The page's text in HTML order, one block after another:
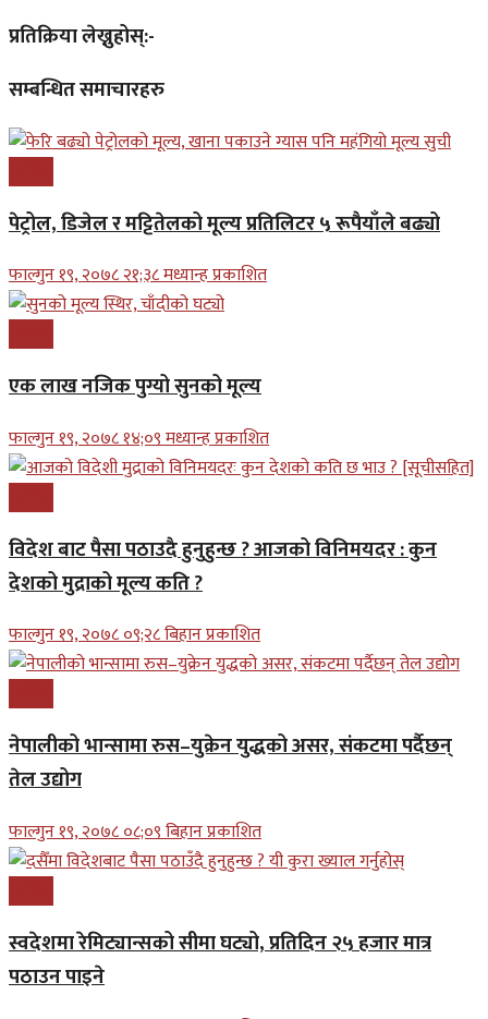
प्रतिक्रिया लेख्नुहोस्:-
सम्बन्धित समाचारहरु
पेट्रोल, डिजेल र मट्टितेलको मूल्य प्रतिलिटर ५ रूपैयाँले बढ्यो
फाल्गुन १९, २०७८ २१;३८ मध्यान्ह प्रकाशित
एक लाख नजिक पुग्यो सुनको मूल्य
फाल्गुन १९, २०७८ १४;०९ मध्यान्ह प्रकाशित
विदेश बाट पैसा पठाउदै हुनुहुन्छ ? आजको विनिमयदर : कुन
देशको मुद्राको मूल्य कति ?
फाल्गुन १९, २०७८ ०९;२८ बिहान प्रकाशित
नेपालीको भान्सामा रुस–युक्रेन युद्धको असर, संकटमा पर्दैछन्
तेल उद्योग
फाल्गुन १९, २०७८ ०८;०९ बिहान प्रकाशित
स्वदेशमा रेमिट्यान्सको सीमा घट्यो, प्रतिदिन २५ हजार मात्र
पठाउन पाइने